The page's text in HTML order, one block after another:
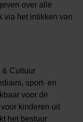
over alle
via het intikken van
& Cultuur
sport- en
voor de
kinderen uit
het bestuur